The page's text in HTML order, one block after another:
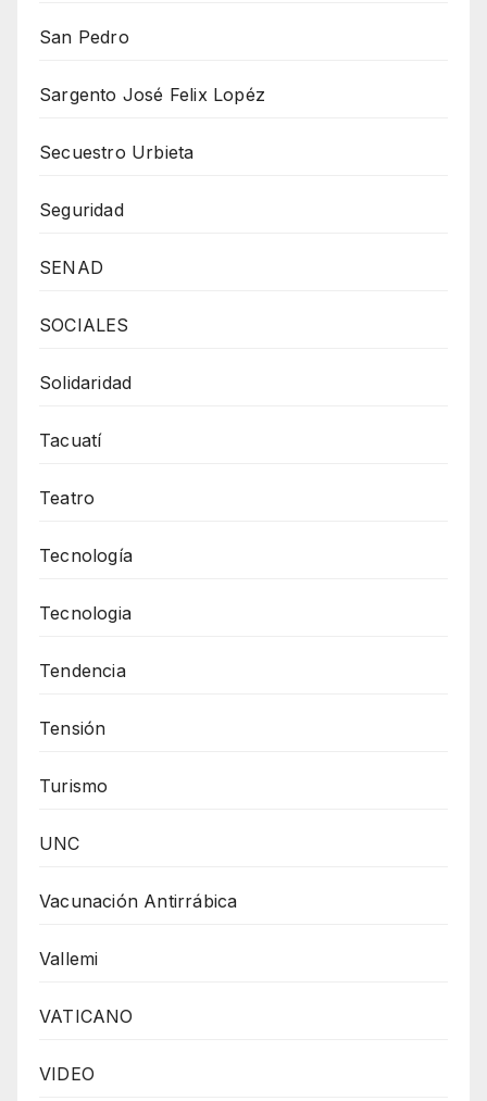
San Pedro
Sargento José Felix Lopéz
Secuestro Urbieta
Seguridad
SENAD
SOCIALES
Solidaridad
Tacuatí
Teatro
Tecnología
Tecnologia
Tendencia
Tensión
Turismo
UNC
Vacunación Antirrábica
Vallemi
VATICANO
VIDEO